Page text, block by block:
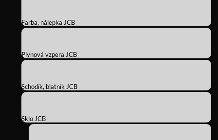
Farba, nálepka JCB
Plynová vzpera JCB
Schodík, blatník JCB
Sklo JCB